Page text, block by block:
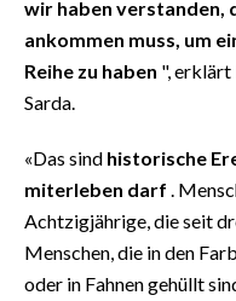
wir haben verstanden,
ankommen muss, um
Reihe zu haben ", erklärt
Sarda.
«Das sind historische
miterleben darf .
Achtzigjährige, die seit
Menschen, die in den
oder in Fahnen gehüllt